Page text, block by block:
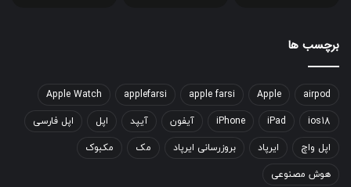
برچسب ها
airpod
Apple
apple farsi
applefarsi
Apple Watch
ios18
iPad
iPhone آیفون آیپد اپل اپل فارسی
اپل واچ ایرپاد بروزرسانی ایرپاد مک مکبوک
هوش مصنوعی